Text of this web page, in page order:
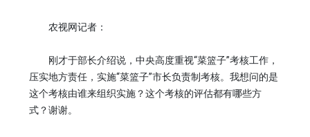
农视网记者：
刚才于部长介绍说，中央高度重视“菜篮子”考核工作，
压实地方责任，实施“菜篮子”市长负责制考核。我想问的是
这个考核由谁来组织实施？这个考核的评估都有哪些方
式？谢谢。